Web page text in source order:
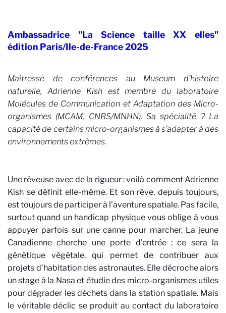
Ambassadrice "La Science taille XX elles"
édition Paris/Ile-de-France 2025
Maîtresse de conférences au Museum d’histoire
naturelle, Adrienne Kish est membre du laboratoire
Molécules de Communication et Adaptation des Micro-
organismes (MCAM, CNRS/MNHN). Sa spécialité ? La
capacité de certains micro-organismes à s’adapter à des
environnements extrêmes.
Une rêveuse avec de la rigueur : voilà comment Adrienne
Kish se définit elle-même. Et son rêve, depuis toujours,
est toujours de participer à l’aventure spatiale. Pas facile,
surtout quand un handicap physique vous oblige à vous
appuyer parfois sur une canne pour marcher. La jeune
Canadienne cherche une porte d’entrée : ce sera la
génétique végétale, qui permet de contribuer aux
projets d’habitation des astronautes. Elle décroche alors
un stage à la Nasa et étudie des micro-organismes utiles
pour dégrader les déchets dans la station spatiale. Mais
le véritable déclic se produit au contact du laboratoire